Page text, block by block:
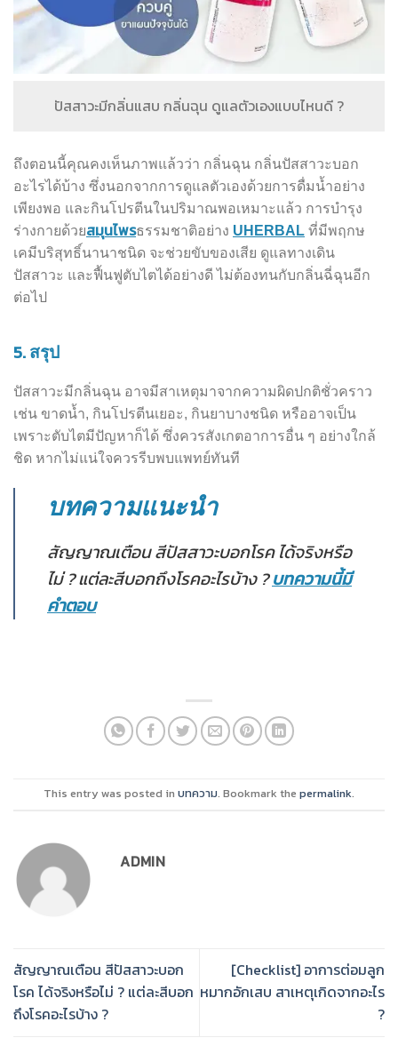
ปัสสาวะมีกลิ่นแสบ กลิ่นฉุน ดูแลตัวเองแบบไหนดี ?
ถึงตอนนี้คุณคงเห็นภาพแล้วว่า กลิ่นฉุน กลิ่นปัสสาวะบอก
อะไรได้บ้าง ซึ่งนอกจากการดูแลตัวเองด้วยการดื่มน้ำอย่าง
เพียงพอ และกินโปรตีนในปริมาณพอเหมาะแล้ว การบำรุง
ร่างกายด้วยสมุนไพรธรรมชาติอย่าง UHERBAL ที่มีพฤกษ
เคมีบริสุทธิ์นานาชนิด จะช่วยขับของเสีย ดูแลทางเดิน
ปัสสาวะ และฟื้นฟูตับไตได้อย่างดี ไม่ต้องทนกับกลิ่นฉี่ฉุนอีก
ต่อไป
5. สรุป
ปัสสาวะมีกลิ่นฉุน อาจมีสาเหตุมาจากความผิดปกติชั่วคราว
เช่น ขาดน้ำ, กินโปรตีนเยอะ, กินยาบางชนิด หรืออาจเป็น
เพราะตับไตมีปัญหาก็ได้ ซึ่งควรสังเกตอาการอื่น ๆ อย่างใกล้
ชิด หากไม่แน่ใจควรรีบพบแพทย์ทันที
บทความแนะนำ
สัญญาณเตือน สีปัสสาวะบอกโรค ได้จริงหรือ
ไม่ ? แต่ละสีบอกถึงโรคอะไรบ้าง ?บทความนี้มี
คำตอบ
This entry was posted in บทความ. Bookmark the permalink.
ADMIN
สัญญาณเตือน สีปัสสาวะบอก
โรค ได้จริงหรือไม่ ? แต่ละสีบอก
ถึงโรคอะไรบ้าง ?
[Checklist] อาการต่อมลูก
หมากอักเสบ สาเหตุเกิดจากอะไร
?